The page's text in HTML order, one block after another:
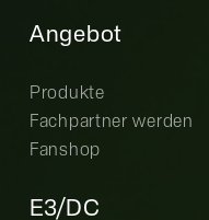
Angebot
Produkte
Fachpartner werden
Fanshop
E3/DC